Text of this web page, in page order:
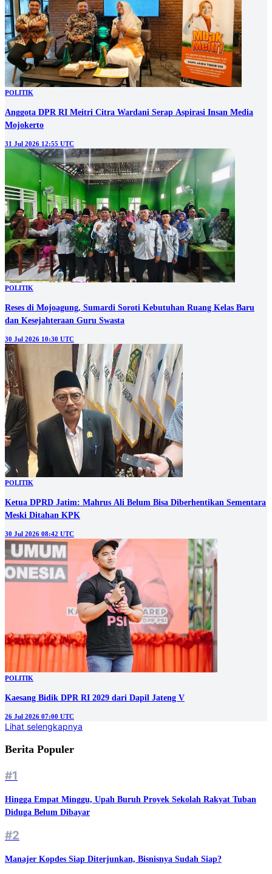
POLITIK
Anggota DPR RI Meitri Citra Wardani Serap Aspirasi Insan Media
Mojokerto
31 Jul 2026 12:55 UTC
POLITIK
Reses di Mojoagung, Sumardi Soroti Kebutuhan Ruang Kelas Baru
dan Kesejahteraan Guru Swasta
30 Jul 2026 10:30 UTC
POLITIK
Ketua DPRD Jatim: Mahrus Ali Belum Bisa Diberhentikan Sementara
Meski Ditahan KPK
30 Jul 2026 08:42 UTC
POLITIK
Kaesang Bidik DPR RI 2029 dari Dapil Jateng V
26 Jul 2026 07:00 UTC
Lihat selengkapnya
Berita Populer
#1
Hingga Empat Minggu, Upah Buruh Proyek Sekolah Rakyat Tuban
Diduga Belum Dibayar
#2
Manajer Kopdes Siap Diterjunkan, Bisnisnya Sudah Siap?